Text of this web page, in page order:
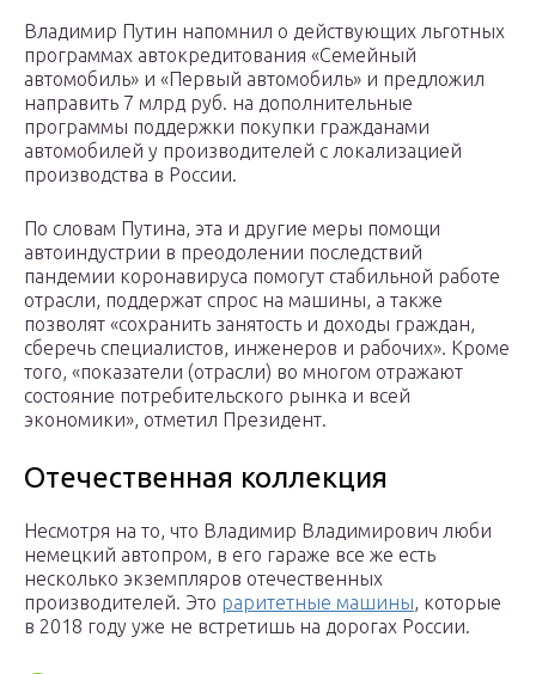
Владимир Путин напомнил о действующих льготных
программах автокредитования «Семейный
автомобиль» и «Первый автомобиль» и предложил
направить 7 млрд руб. на дополнительные
программы поддержки покупки гражданами
автомобилей у производителей с локализацией
производства в России.
По словам Путина, эта и другие меры помощи
автоиндустрии в преодолении последствий
пандемии коронавируса помогут стабильной работе
отрасли, поддержат спрос на машины, а также
позволят «сохранить занятость и доходы граждан,
сберечь специалистов, инженеров и рабочих». Кроме
того, «показатели (отрасли) во многом отражают
состояние потребительского рынка и всей
экономики», отметил Президент.
Отечественная коллекция
Несмотря на то, что Владимир Владимирович люби
немецкий автопром, в его гараже все же есть
несколько экземпляров отечественных
производителей. Это раритетные машины, которые
в 2018 году уже не встретишь на дорогах России.